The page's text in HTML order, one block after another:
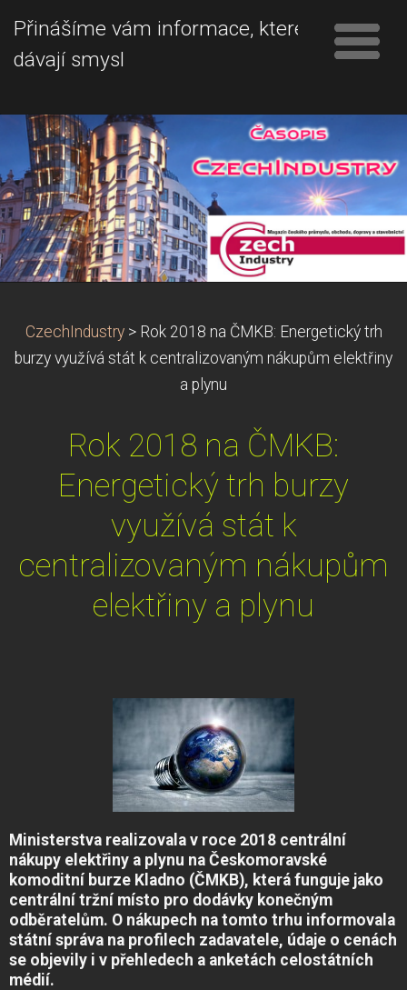
Přinášíme vám informace, které
dávají smysl
CzechIndustry > Rok 2018 na ČMKB: Energetický trh
burzy využívá stát k centralizovaným nákupům elektřiny
a plynu
Rok 2018 na ČMKB:
Energetický trh burzy
využívá stát k
centralizovaným nákupům
elektřiny a plynu
Ministerstva realizovala v roce 2018 centrální
nákupy elektřiny a plynu na Českomoravské
komoditní burze Kladno (ČMKB), která funguje jako
centrální tržní místo pro dodávky konečným
odběratelům. O nákupech na tomto trhu informovala
státní správa na profilech zadavatele, údaje o cenách
se objevily i v přehledech a anketách celostátních
médií.